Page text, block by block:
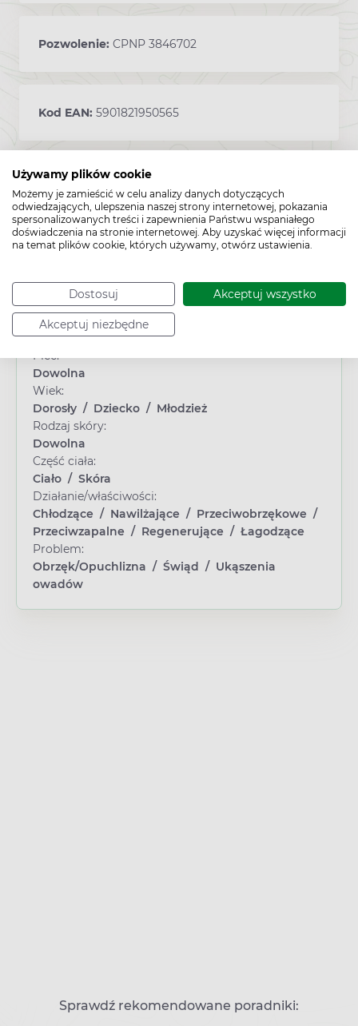
Używamy plików cookie
Możemy je zamieścić w celu analizy danych dotyczących
odwiedzających, ulepszenia naszej strony internetowej, pokazania
spersonalizowanych treści i zapewnienia Państwu wspaniałego
doświadczenia na stronie internetowej. Aby uzyskać więcej informacji
na temat plików cookie, których używamy, otwórz ustawienia.
Dostosuj Akceptuj wszystko
Akceptuj niezbędne
Pozwolenie: CPNP 3846702
Kod EAN: 5901821950565
Cechy produktu
Typ produktu:
Kosmetyk
Płeć:
Dowolna
Wiek:
Dorosły / Dziecko / Młodzież
Rodzaj skóry:
Dowolna
Część ciała:
Ciało / Skóra
Działanie/właściwości:
Chłodzące / Nawilżające / Przeciwobrzękowe /
Przeciwzapalne / Regenerujące / Łagodzące
Problem:
Obrzęk/Opuchlizna / Świąd / Ukąszenia
owadów
Sprawdź rekomendowane poradniki: